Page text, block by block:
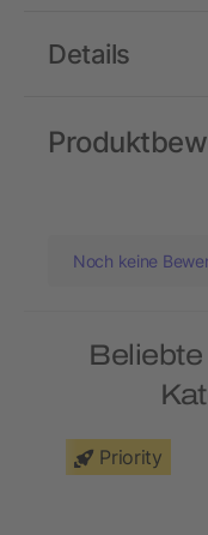
Details
Noch keine
Priority